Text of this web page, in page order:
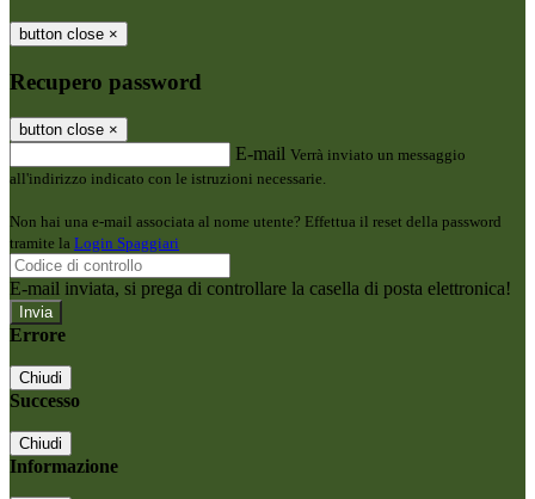
button close ×
Recupero password
button close ×
E-mail Verrà inviato un messaggio
all'indirizzo indicato con le istruzioni necessarie.
Non hai una e-mail associata al nome utente? Effettua il reset della password
tramite la Login Spaggiari
E-mail inviata, si prega di controllare la casella di posta elettronica!
Errore
Chiudi
Successo
Chiudi
Informazione